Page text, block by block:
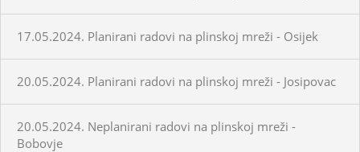
17.05.2024. Planirani radovi na plinskoj mreži - Osijek
20.05.2024. Planirani radovi na plinskoj mreži - Josipovac
20.05.2024. Neplanirani radovi na plinskoj mreži -
Bobovje